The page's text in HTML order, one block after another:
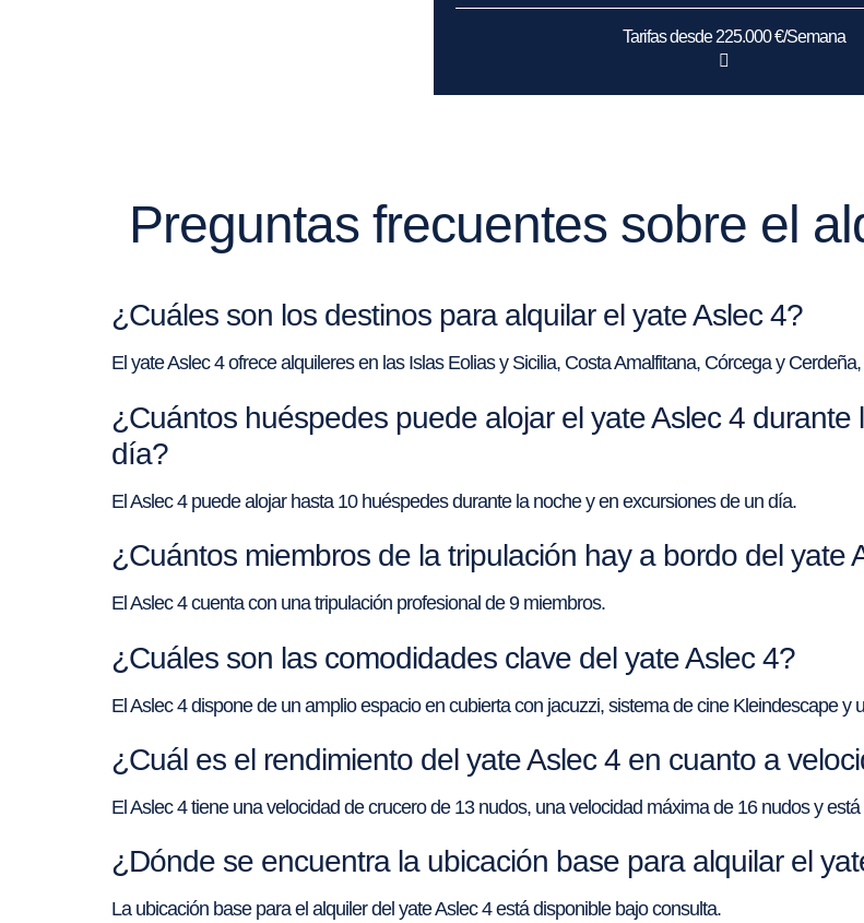
Tarifas desde 225.000 €/Semana
Preguntas frecuentes sobre el
¿Cuáles son los destinos para alquilar el yate Aslec 4?
El yate Aslec 4 ofrece alquileres en las Islas Eolias y Sicilia, Costa Amalfitana, Córcega y
¿Cuántos huéspedes puede alojar el yate Aslec 4
día?
El Aslec 4 puede alojar hasta 10 huéspedes durante la noche y en excursiones de un día.
¿Cuántos miembros de la tripulación hay a bordo del yate
El Aslec 4 cuenta con una tripulación profesional de 9 miembros.
¿Cuáles son las comodidades clave del yate Aslec 4?
El Aslec 4 dispone de un amplio espacio en cubierta con jacuzzi, sistema de cine Kleindescape
¿Cuál es el rendimiento del yate Aslec 4 en cuanto a
El Aslec 4 tiene una velocidad de crucero de 13 nudos, una velocidad máxima de 16 nudos y
¿Dónde se encuentra la ubicación base para alquilar el
La ubicación base para el alquiler del yate Aslec 4 está disponible bajo consulta.